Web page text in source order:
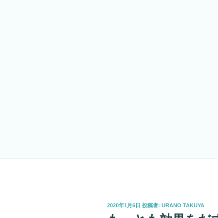
投
2020年1月6日 投稿者: URANO TAKUYA